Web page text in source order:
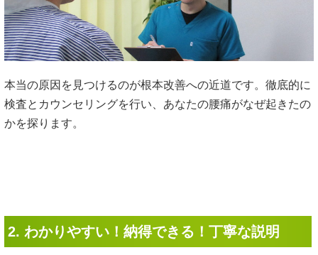
本当の原因を見つけるのが根本改善への近道です。徹底的に
検査とカウンセリングを行い、あなたの腰痛がなぜ起きたの
かを探ります。
2. わかりやすい！納得できる！丁寧な説明